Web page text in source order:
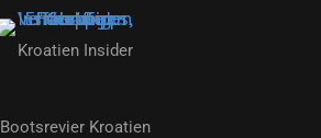
Kroatien Insider
Bootsrevier Kroatien